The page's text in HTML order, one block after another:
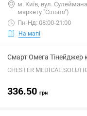
м. Київ, вул.
маркету "Сільпо")
Пн-Нд: 08:00-21:00
На мапі
Смарт Омега Тінейджер
CHESTER MEDICAL
336.50 грн